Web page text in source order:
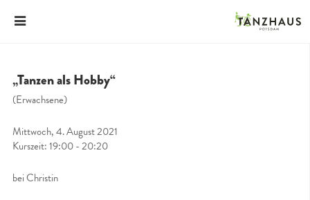
„Tanzen als Hobby“
(Erwachsene)
Mittwoch, 4. August 2021
Kurszeit: 19:00 - 20:20
bei Christin